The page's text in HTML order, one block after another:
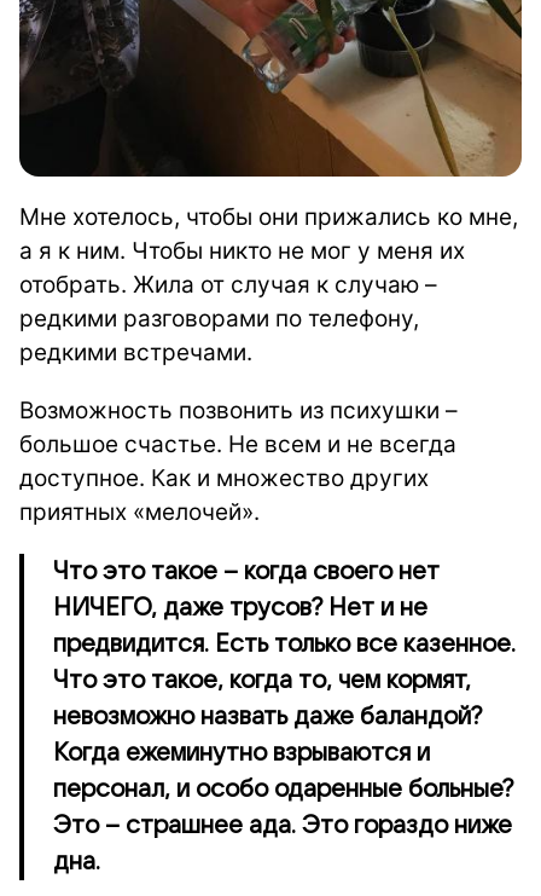
Мне хотелось, чтобы они прижались ко мне,
а я к ним. Чтобы никто не мог у меня их
отобрать. Жила от случая к случаю –
редкими разговорами по телефону,
редкими встречами.
Возможность позвонить из психушки –
большое счастье. Не всем и не всегда
доступное. Как и множество других
приятных «мелочей».
Что это такое – когда своего нет
НИЧЕГО, даже трусов? Нет и не
предвидится. Есть только все казенное.
Что это такое, когда то, чем кормят,
невозможно назвать даже баландой?
Когда ежеминутно взрываются и
персонал, и особо одаренные больные?
Это – страшнее ада. Это гораздо ниже
дна.